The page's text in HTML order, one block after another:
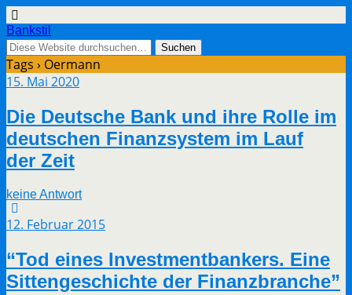
Bankstil
Tags › Oermann
15. Mai 2020
Die Deut­sche Bank und ihre Rol­le im
deut­schen Finanz­sys­tem im Lauf
der Zeit
keine Antwort
12. Februar 2015
“Tod eines Invest­ment­ban­kers. Eine
Sit­ten­ge­schich­te der Finanz­bran­che”